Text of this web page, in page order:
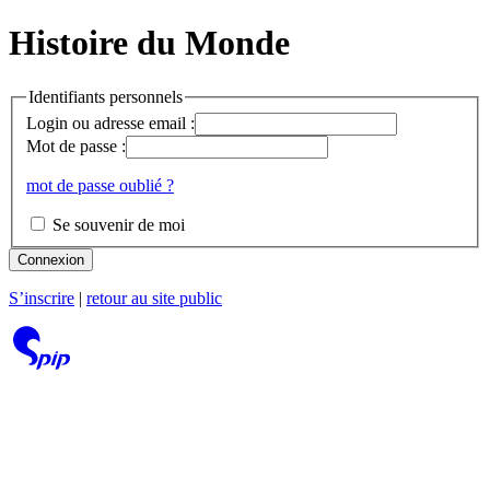
Histoire du Monde
Identifiants personnels
Login ou adresse email :
Mot de passe :
mot de passe oublié ?
Se souvenir de moi
Connexion
S’inscrire retour au site public